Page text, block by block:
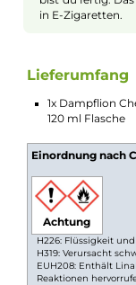
Das Aroma
schwer und
Einfache
Das Aroma
es selbst mit
und den
anpassen.
ist startklar.
Longfill